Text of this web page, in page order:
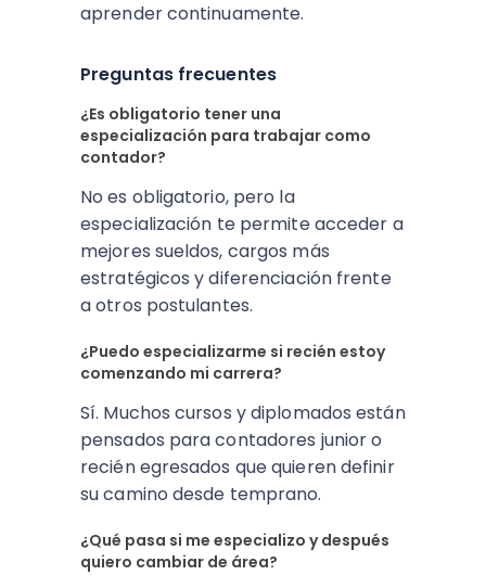
aprender continuamente.
Preguntas frecuentes
¿Es obligatorio tener una
especialización para trabajar como
contador?
No es obligatorio, pero la
especialización te permite acceder a
mejores sueldos, cargos más
estratégicos y diferenciación frente
a otros postulantes.
¿Puedo especializarme si recién estoy
comenzando mi carrera?
Sí. Muchos cursos y diplomados están
pensados para contadores junior o
recién egresados que quieren definir
su camino desde temprano.
¿Qué pasa si me especializo y después
quiero cambiar de área?